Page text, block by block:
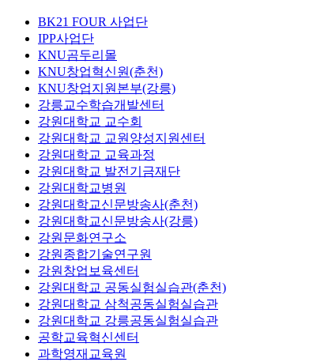
BK21 FOUR 사업단
IPP사업단
KNU곰두리몰
KNU창업혁신원(춘천)
KNU창업지원본부(강릉)
강릉교수학습개발센터
강원대학교 교수회
강원대학교 교원양성지원센터
강원대학교 교육과정
강원대학교 발전기금재단
강원대학교병원
강원대학교신문방송사(춘천)
강원대학교신문방송사(강릉)
강원문화연구소
강원종합기술연구원
강원창업보육센터
강원대학교 공동실험실습관(춘천)
강원대학교 삼척공동실험실습관
강원대학교 강릉공동실험실습관
공학교육혁신센터
과학영재교육원